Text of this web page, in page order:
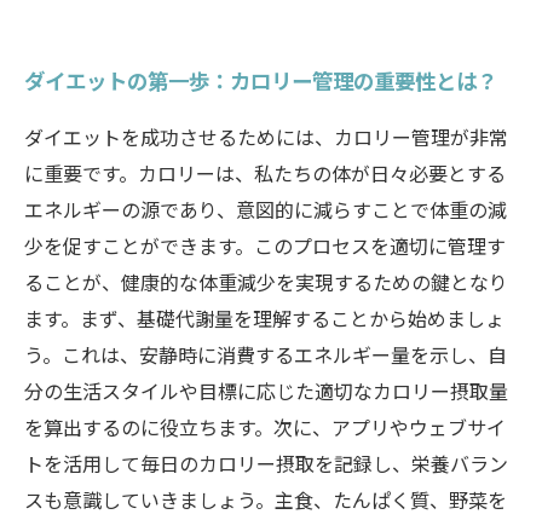
健康的な体重減少に成功した人たちの体験談
理想の体を手に入れるための総合ガイド：あな
たも一歩を踏み出そう
ダイエットの第一歩：カロリー管理の重要性とは？
ダイエットを成功させるためには、カロリー管理が非常
に重要です。カロリーは、私たちの体が日々必要とする
エネルギーの源であり、意図的に減らすことで体重の減
少を促すことができます。このプロセスを適切に管理す
ることが、健康的な体重減少を実現するための鍵となり
ます。まず、基礎代謝量を理解することから始めましょ
う。これは、安静時に消費するエネルギー量を示し、自
分の生活スタイルや目標に応じた適切なカロリー摂取量
を算出するのに役立ちます。次に、アプリやウェブサイ
トを活用して毎日のカロリー摂取を記録し、栄養バラン
スも意識していきましょう。主食、たんぱく質、野菜を